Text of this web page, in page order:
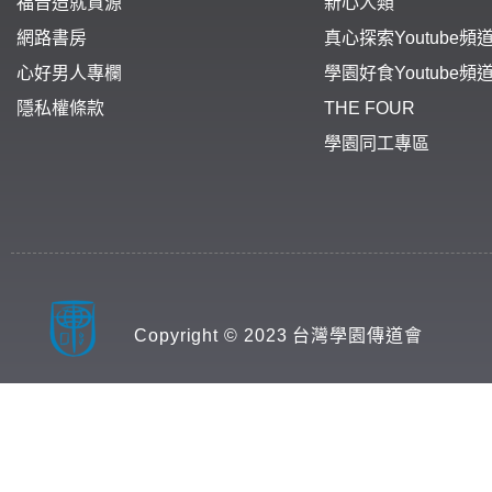
網路書房
心好男人專欄
隱私權條款
真心探索Youtube頻
學園好食Youtube頻
THE FOUR
學園同工專區
Copyright © 2023 台灣學園傳道會